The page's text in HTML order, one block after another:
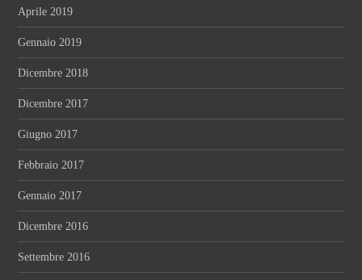
Aprile 2019
Gennaio 2019
Dicembre 2018
Dicembre 2017
Giugno 2017
Febbraio 2017
Gennaio 2017
Dicembre 2016
Settembre 2016